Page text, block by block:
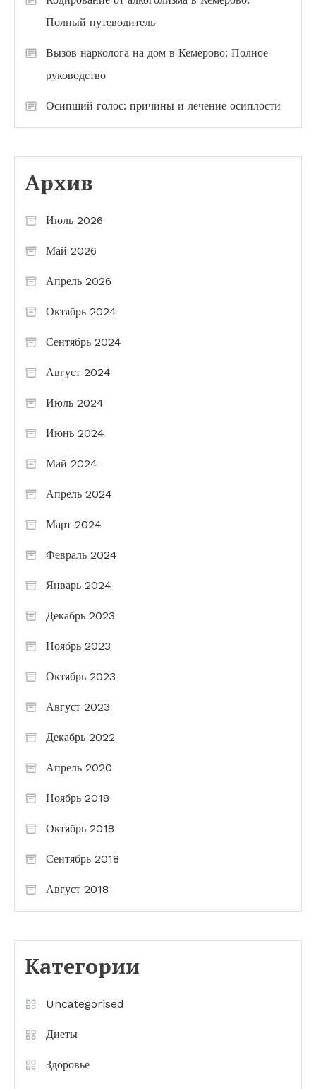
Полный путеводитель
Вызов нарколога на дом в Кемерово: Полное
руководство
Осипший голос: причины и лечение осиплости
Архив
Июль 2026
Май 2026
Апрель 2026
Октябрь 2024
Сентябрь 2024
Август 2024
Июль 2024
Июнь 2024
Май 2024
Апрель 2024
Март 2024
Февраль 2024
Январь 2024
Декабрь 2023
Ноябрь 2023
Октябрь 2023
Август 2023
Декабрь 2022
Апрель 2020
Ноябрь 2018
Октябрь 2018
Сентябрь 2018
Август 2018
Категории
Uncategorised
Диеты
Здоровье